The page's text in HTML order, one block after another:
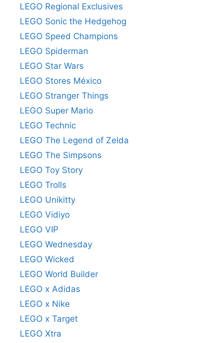
LEGO Regional Exclusives
LEGO Sonic the Hedgehog
LEGO Speed Champions
LEGO Spiderman
LEGO Star Wars
LEGO Stores México
LEGO Stranger Things
LEGO Super Mario
LEGO Technic
LEGO The Legend of Zelda
LEGO The Simpsons
LEGO Toy Story
LEGO Trolls
LEGO Unikitty
LEGO Vidiyo
LEGO VIP
LEGO Wednesday
LEGO Wicked
LEGO World Builder
LEGO x Adidas
LEGO x Nike
LEGO x Target
LEGO Xtra